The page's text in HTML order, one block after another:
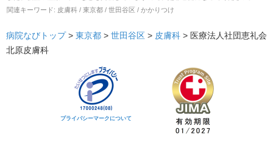
関連キーワード: 皮膚科 / 東京都 / 世田谷区 / かかりつけ
病院なびトップ > 東京都 > 世田谷区 > 皮膚科 > 医療法人社団恵礼会
北原皮膚科
プライバシーマークについて